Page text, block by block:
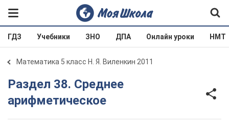
ГДЗ Учебники ЗНО ДПА Онлайн уроки НМТ
Математика 5 класс Н. Я. Виленкин 2011
Раздел 38. Среднее
арифметическое